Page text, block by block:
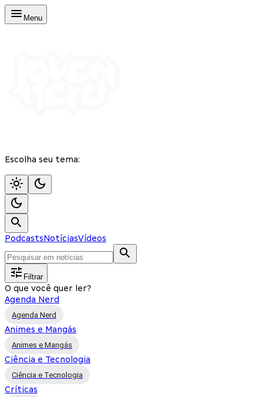
Menu
Escolha seu tema:
PodcastsNotíciasVídeos
Filtrar
O que você quer ler?
Agenda Nerd
Agenda Nerd
Animes e Mangás
Animes e Mangás
Ciência e Tecnologia
Ciência e Tecnologia
Críticas